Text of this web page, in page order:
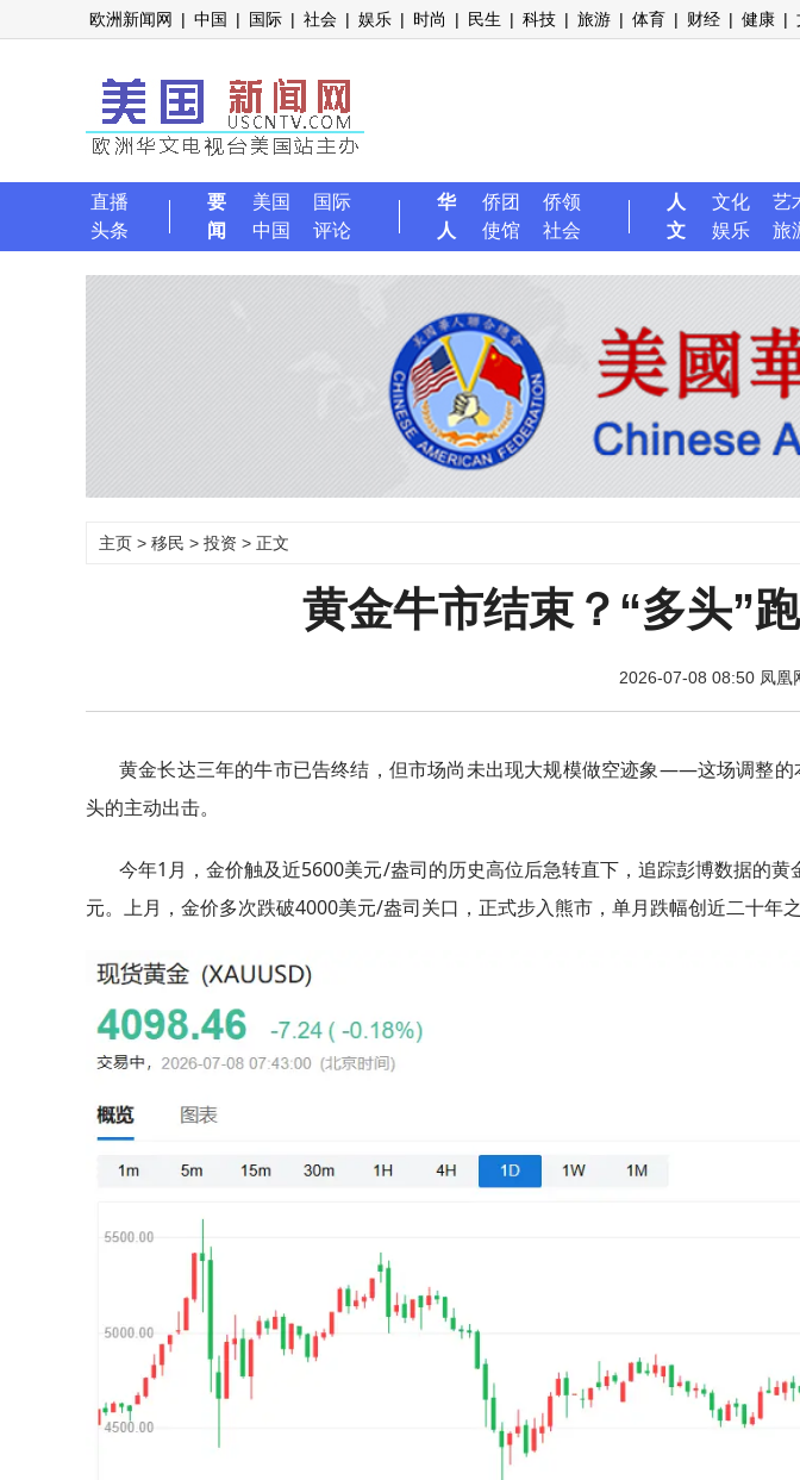
欧洲新闻网 | 中国 | 国际 | 社会 | 娱乐 | 时尚 | 民生 | 科技 | 旅游 | 体育 | 财经 | 健康 |
直播
头条
要
闻
美国
国际
中国
评论
华
人
侨团
侨领
使馆
社会
人
文
文化
艺
娱乐
旅
主页 > 移民 > 投资 > 正文
黄金牛市结束？“多头”
2026-07-08 08:50 凤
黄金长达三年的牛市已告终结，但市场尚未出现大规模做空迹象——这场调整的
头的主动出击。
今年1月，金价触及近5600美元/盎司的历史高位后急转直下，追踪彭博数据的黄
元。上月，金价多次跌破4000美元/盎司关口，正式步入熊市，单月跌幅创近二十年之